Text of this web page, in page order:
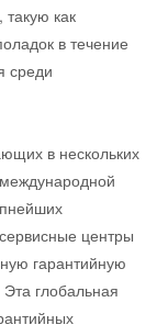
как
в течение
среди
в нескольких
центры
гарантийную
глобальная